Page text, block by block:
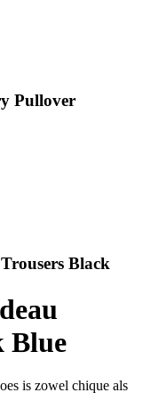
Pullover
Black
Blue
is zowel chique als